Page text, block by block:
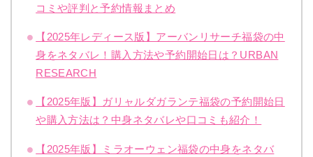
コミや評判と予約情報まとめ
【2025年レディース版】アーバンリサーチ福袋の中
身をネタバレ！購入方法や予約開始日は？URBAN
RESEARCH
【2025年版】ガリャルダガランテ福袋の予約開始日
や購入方法は？中身ネタバレや口コミも紹介！
【2025年版】ミラオーウェン福袋の中身をネタバ